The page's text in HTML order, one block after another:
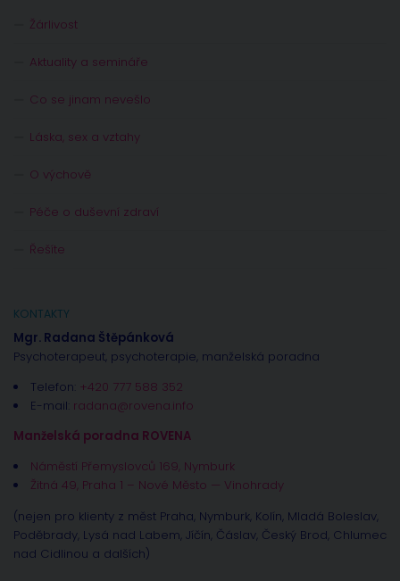
Žárlivost
Aktuality a semináře
Co se jinam nevešlo
Láska, sex a vztahy
O výchově
Péče o duševní zdraví
Řešíte
KONTAKTY
Mgr. Radana Štěpánková
Psychoterapeut, psychoterapie, manželská poradna
Telefon: +420 777 588 352
E-mail: radana@rovena.info
Manželská poradna ROVENA
Náměstí Přemyslovců 169, Nymburk
Žitná 49, Praha 1 – Nové Město — Vinohrady
(nejen pro klienty z měst Praha, Nymburk, Kolín, Mladá Boleslav,
Poděbrady, Lysá nad Labem, Jíčín, Čáslav, Český Brod, Chlumec
nad Cidlinou a dalších)